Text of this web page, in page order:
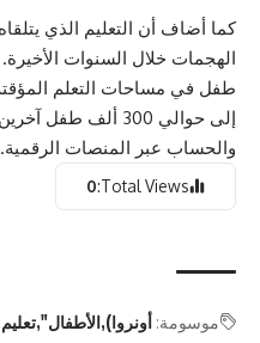
كما أضاف أن التعليم الذي
طفل في مساحات التعلم المؤقتة
إلى حوالي 300 ألف
والحساب عبر المنصات الرقمية.
Total Views:
0
موسومة: أونروا) الأطفال" تعليم